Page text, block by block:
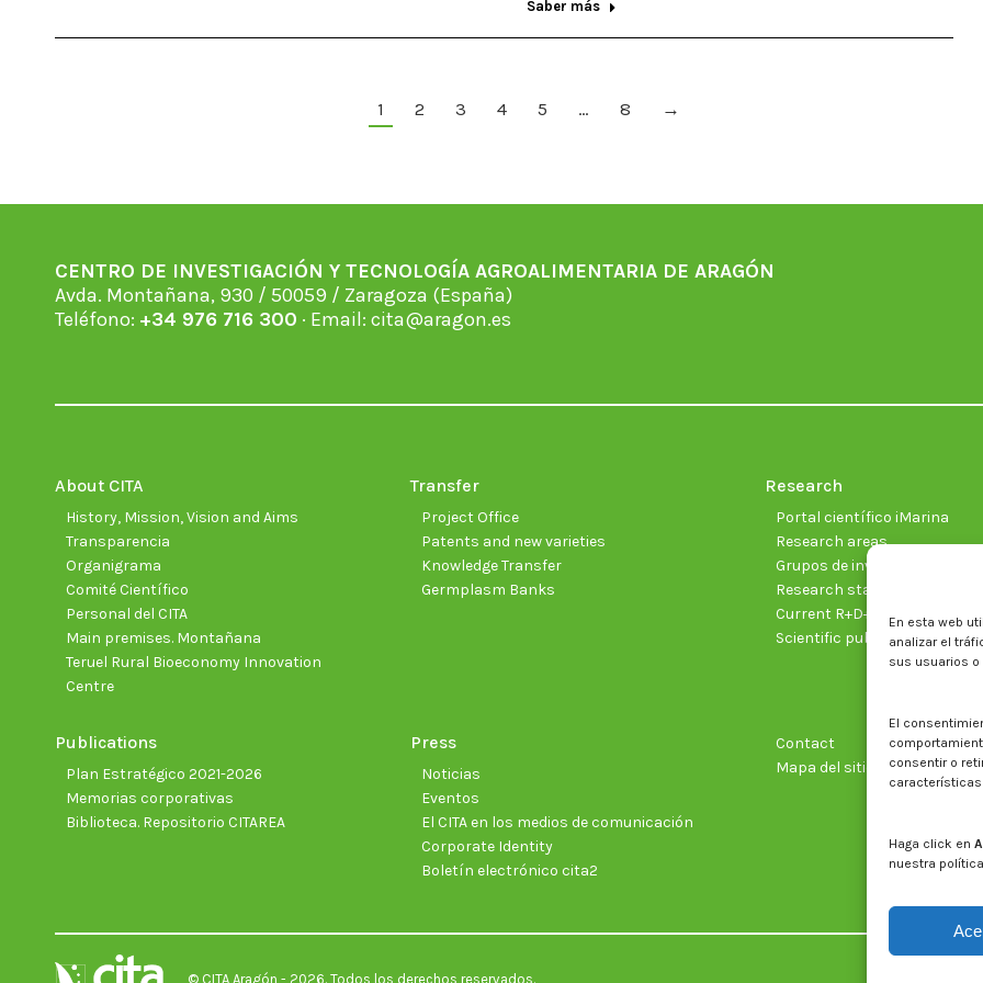
En esta web
analizar el
sus usuarios
El
consentir o
Haga click en
nuestra
Saber más
1 2 3 4 5 … 8 →
CENTRO DE INVESTIGACIÓN Y TECNOLOGÍA AGROALIMENTARIA DE ARAGÓN
Avda. Montañana, 930 / 50059 / Zaragoza (España)
Teléfono: +34 976 716 300 · Email: cita@aragon.es
About CITA
History, Mission, Vision and Aims
Transparencia
Organigrama
Comité Científico
Personal del CITA
Main premises. Montañana
Teruel Rural Bioeconomy Innovation
Centre
Transfer
Project Office
Patents and new varieties
Knowledge Transfer
Germplasm Banks
Research
Portal científico iMarina
Research areas
Grupos de investigación
Research staff
Current R+D+I projects
Scientific publications
Publications
Plan Estratégico 2021-2026
Memorias corporativas
Biblioteca. Repositorio CITAREA
Press
Noticias
Eventos
El CITA en los medios de comunicación
Corporate Identity
Boletín electrónico cita2
Contact
Mapa del sitio web
© CITA Aragón - 2026. Todos los derechos reservados.